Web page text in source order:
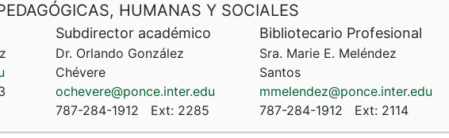
HUMANAS Y SOCIALES
Subdirector académico
Dr. Orlando González
Chévere
ochevere@ponce.inter.edu
787-284-1912
Ext: 2285
Bibliotecario Profesional
Sra. Marie E. Meléndez
Santos
mmelendez@ponce.inter.edu
787-284-1912
Ext: 2114